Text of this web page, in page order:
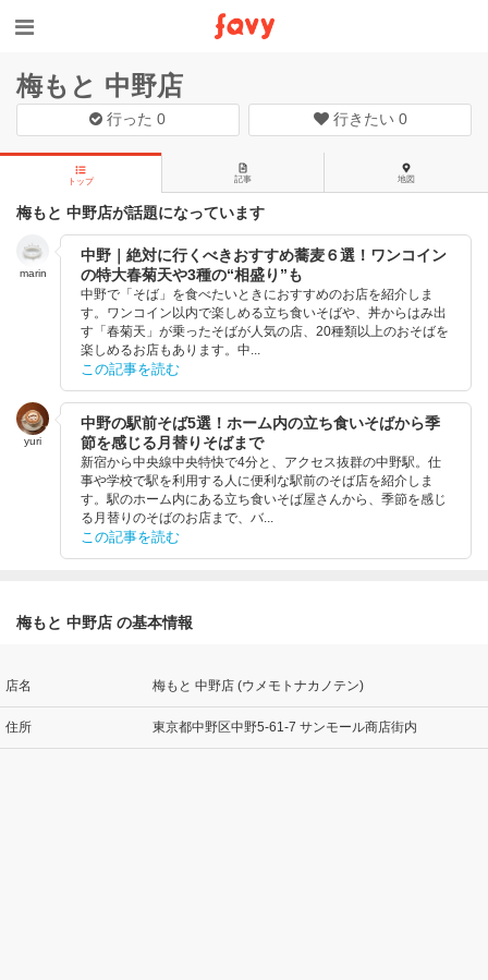
梅もと 中野店
行った0 行きたい 0
トップ 記事 地図
梅もと 中野店が話題になっています
marin
中野｜絶対に行くべきおすすめ蕎麦６選！ワンコイン
の特大春菊天や3種の“相盛り”も
中野で「そば」を食べたいときにおすすめのお店を紹介しま
す。ワンコイン以内で楽しめる立ち食いそばや、丼からはみ出
す「春菊天」が乗ったそばが人気の店、20種類以上のおそばを
楽しめるお店もあります。中...
この記事を読む
yuri
中野の駅前そば5選！ホーム内の立ち食いそばから季
節を感じる月替りそばまで
新宿から中央線中央特快で4分と、アクセス抜群の中野駅。仕
事や学校で駅を利用する人に便利な駅前のそば店を紹介しま
す。駅のホーム内にある立ち食いそば屋さんから、季節を感じ
る月替りのそばのお店まで、バ...
この記事を読む
梅もと 中野店 の基本情報
店名 梅もと 中野店 (ウメモトナカノテン)
住所 東京都中野区中野5-61-7 サンモール商店街内